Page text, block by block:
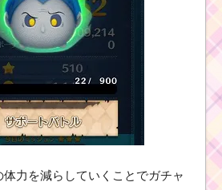
力を減らしていくことでガチャ